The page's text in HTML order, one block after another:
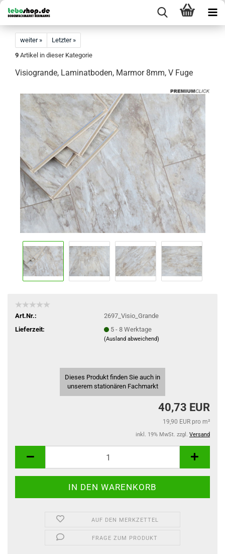
weiter »
Letzter »
9 Artikel in dieser Kategorie
Visiogrande, Laminatboden, Marmor 8mm, V Fuge
Art.Nr.:
2697_Visio_Grande
Lieferzeit:
5 - 8 Werktage
(Ausland abweichend)
Dieses Produkt finden Sie auch in
unserem stationären Fachmarkt
40,73 EUR
19,90 EUR pro m²
inkl. 19% MwSt. zzgl. Versand
AUF DEN MERKZETTEL
FRAGE ZUM PRODUKT